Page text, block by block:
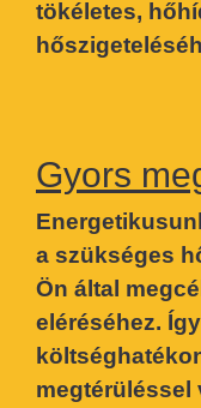
tökéletes,
Gyors
a szükséges
Ön által
eléréséhez.
megtérüléssel